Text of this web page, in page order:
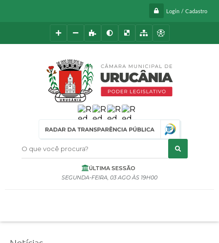
Login / Cadastro
O que você procura?
ÚLTIMA SESSÃO
SEGUNDA-FEIRA 03 AGO 19H00